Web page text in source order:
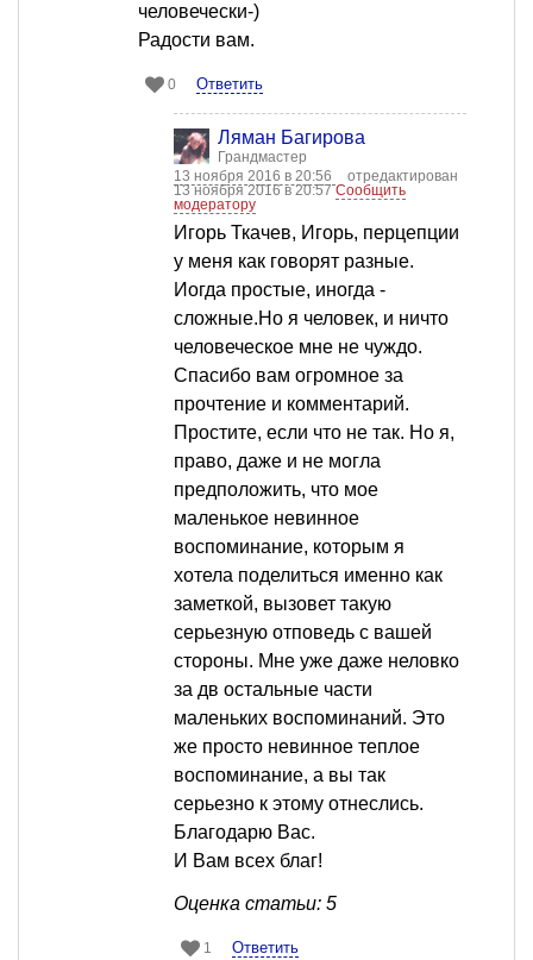
человечески-)
Радости вам.
0 Ответить
Ляман Багирова
Грандмастер
13 ноября 2016 в 20:56
отредактирован
13 ноября 2016 в 20:57Сообщить
модератору
Игорь Ткачев, Игорь, перцепции
у меня как говорят разные.
Иогда простые, иногда -
сложные.Но я человек, и ничто
человеческое мне не чуждо.
Спасибо вам огромное за
прочтение и комментарий.
Простите, если что не так. Но я,
право, даже и не могла
предположить, что мое
маленькое невинное
воспоминание, которым я
хотела поделиться именно как
заметкой, вызовет такую
серьезную отповедь с вашей
стороны. Мне уже даже неловко
за дв остальные части
маленьких воспоминаний. Это
же просто невинное теплое
воспоминание, а вы так
серьезно к этому отнеслись.
Благодарю Вас.
И Вам всех благ!
Оценка статьи: 5
1 Ответить